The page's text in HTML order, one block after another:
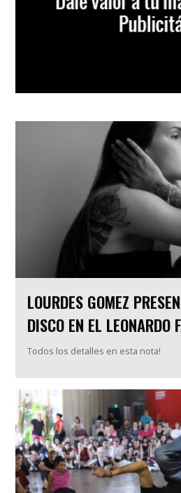
LOURDES GOMEZ
DISCO EN EL LEONARDO
Todos los detalles en esta nota!